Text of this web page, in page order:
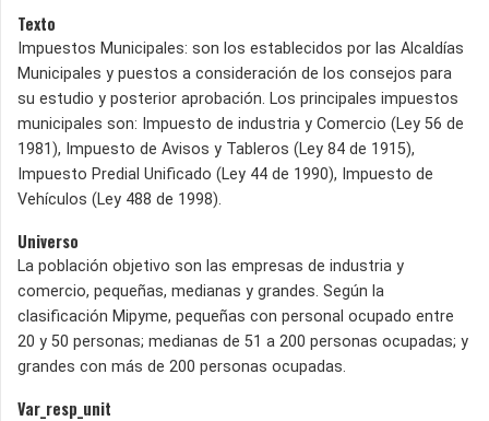
Texto
Impuestos Municipales: son los establecidos por las Alcaldías
Municipales y puestos a consideración de los consejos para
su estudio y posterior aprobación. Los principales impuestos
municipales son: Impuesto de industria y Comercio (Ley 56 de
1981), Impuesto de Avisos y Tableros (Ley 84 de 1915),
Impuesto Predial Unificado (Ley 44 de 1990), Impuesto de
Vehículos (Ley 488 de 1998).
Universo
La población objetivo son las empresas de industria y
comercio, pequeñas, medianas y grandes. Según la
clasificación Mipyme, pequeñas con personal ocupado entre
20 y 50 personas; medianas de 51 a 200 personas ocupadas; y
grandes con más de 200 personas ocupadas.
Var_resp_unit